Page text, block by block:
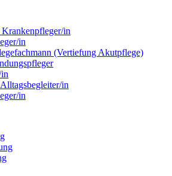
in
in
(Vertiefung Akutpflege)
in
in